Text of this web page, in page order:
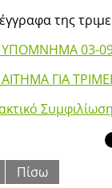
της
ΥΠΟΜΝΗΜΑ 03-
ΓΙΑ
Πίσω